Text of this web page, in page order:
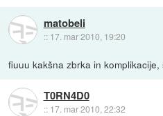
matobeli
:: 17. mar 2010, 19:20
fiuuu kakšna zbrka in
T0RN4D0
:: 17. mar 2010, 22:32